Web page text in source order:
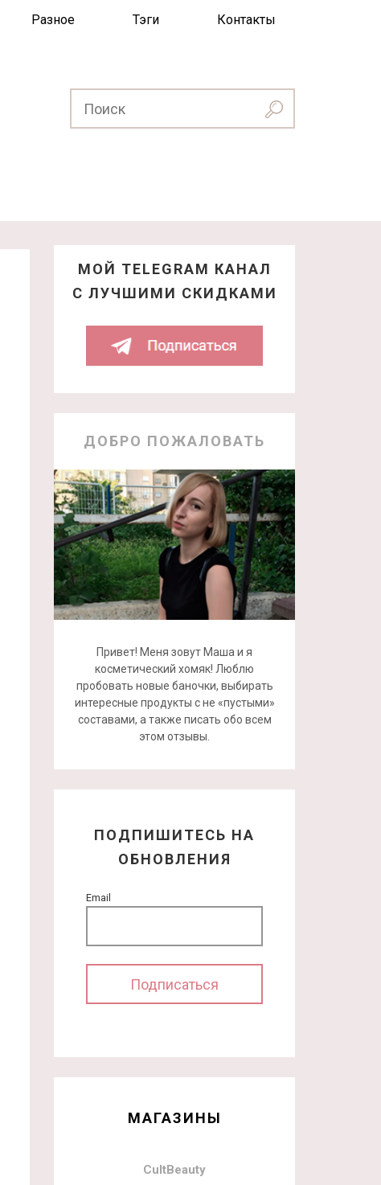
Разное Тэги Контакты
МОЙ TELEGRAM КАНАЛ
С ЛУЧШИМИ СКИДКАМИ
ДОБРО ПОЖАЛОВАТЬ
Привет! Меня зовут Маша и я
косметический хомяк! Люблю
пробовать новые баночки, выбирать
интересные продукты с не «пустыми»
составами, а также писать обо всем
этом отзывы.
ПОДПИШИТЕСЬ НА
ОБНОВЛЕНИЯ
Email
МАГАЗИНЫ
CultBeauty